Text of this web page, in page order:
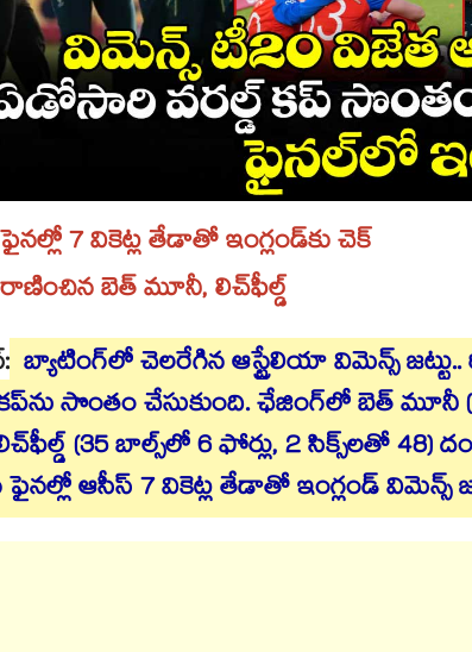
ఫైనల్లో 7 వికెట్ల తేడాతో ఇంగ్లండ్‌‌కు చెక్‌‌
రాణించిన బెత్‌‌ మూనీ, లిచ్‌‌ఫీల్డ్‌‌
బ్యాటింగ్‌‌లో చెలరేగిన ఆస్ట్రేలియా విమెన్స్‌‌
కప్‌‌ను సొంతం చేసుకుంది. ఛేజింగ్‌‌లో బెత్‌‌ మూనీ
(35 బాల్స్‌‌లో 6 ఫోర్లు, 2 సిక్స్‌‌లతో 48)
ఆసీస్‌‌ 7 వికెట్ల తేడాతో ఇంగ్లండ్‌‌ విమెన్స్‌‌